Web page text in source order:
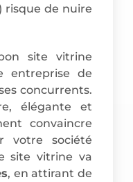
risque de nuire
site vitrine
entreprise de
concurrents.
élégante et
convaincre
votre société
site vitrine va
, en attirant de